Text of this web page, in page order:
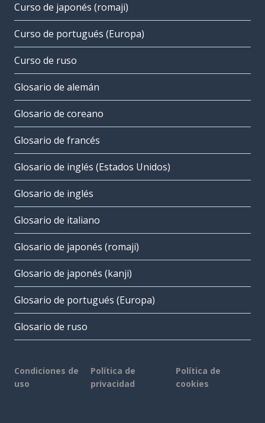
Curso de japonés (romaji)
Curso de portugués (Europa)
Curso de ruso
Glosario de alemán
Glosario de coreano
Glosario de francés
Glosario de inglés (Estados Unidos)
Glosario de inglés
Glosario de italiano
Glosario de japonés (romaji)
Glosario de japonés (kanji)
Glosario de portugués (Europa)
Glosario de ruso
Condiciones de
uso
Política de
privacidad
Política de
cookies